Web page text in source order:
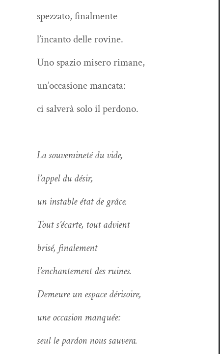
spez­za­to, finalmente
l’in­can­to delle rovine.
Uno spazio mis­ero rimane,
un’oc­ca­sione mancata:
ci salverà solo il perdono.
La sou­veraineté du vide,
l’ap­pel du désir,
un insta­ble état de grâce.
Tout s’é­carte, tout advient
brisé, finale­ment
l’en­chante­ment des ruines.
Demeure un espace dérisoire,
une occa­sion manquée:
seul le par­don nous sauvera.